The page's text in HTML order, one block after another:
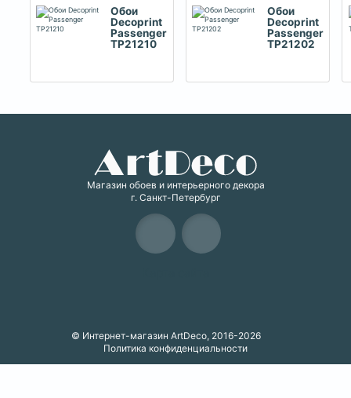
Обои
Decoprint
Passenger
TP21210
Обои
Decoprint
Passenger
TP21202
Магазин обоев и интерьерного декора
г. Санкт-Петербург
© Интернет-магазин ArtDeco, 2016-2026
Политика конфиденциальности